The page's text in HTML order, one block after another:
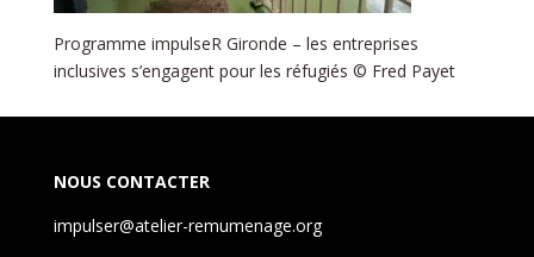
Programme impulseR Gironde – les entreprises
inclusives s’engagent pour les réfugiés © Fred Payet
NOUS CONTACTER
impulser@atelier-remumenage.org